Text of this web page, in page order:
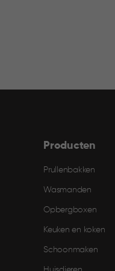
Producten
Prullenbakken
Wasmanden
Opbergboxen
Keuken en koken
Schoonmaken